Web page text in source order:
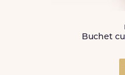
Buchet